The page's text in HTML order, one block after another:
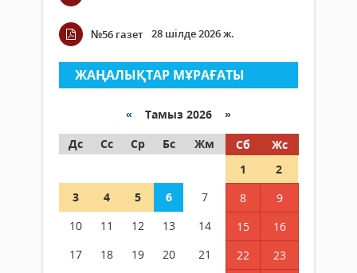
№56 газет 28 шілде 2026 ж.
ЖАҢАЛЫҚТАР МҰРАҒАТЫ
« Тамыз 2026 »
Дс
Сс Ср Бс Жм Сб
Жс
1
2
3
4 5 6 7 8
9
10
11 12 13 14 15
16
17
18 19 20 21 22
23